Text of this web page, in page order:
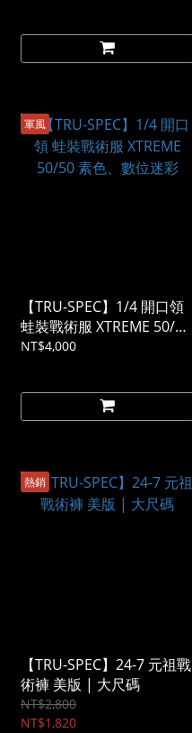
軍風
【TRU-SPEC】1/4 開口領
蛙裝戰術服 XTREME 50/50
素色、數位迷彩
NT$4,000
熱銷
【TRU-SPEC】24-7 元祖戰
術褲 美版 | 大尺碼
NT$2,800
NT$1,820